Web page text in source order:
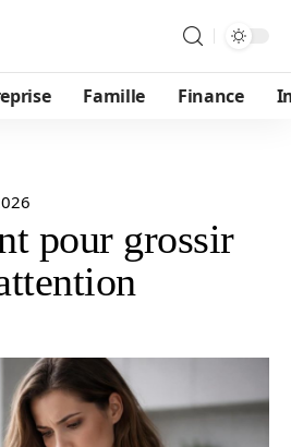
Famille Finance
pour grossir